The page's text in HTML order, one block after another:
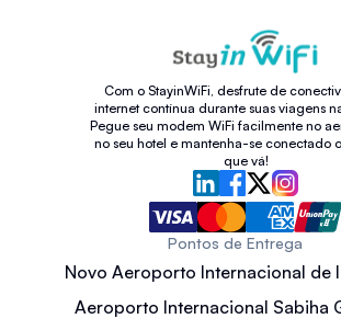
Com o StayinWiFi, desfrute de
internet contínua durante suas viagens
Pegue seu modem WiFi facilmente no
no seu hotel e mantenha-se conectado
que vá!
Pontos de Entrega
Novo Aeroporto Internacional de
Aeroporto Internacional Sabiha